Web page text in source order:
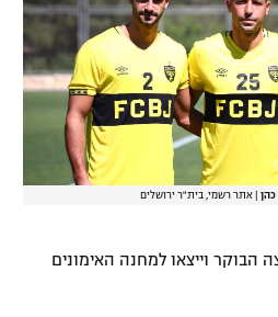
כהן אתר רשמי, בית"ר ירושלים
וייצאו למחנה האימונים